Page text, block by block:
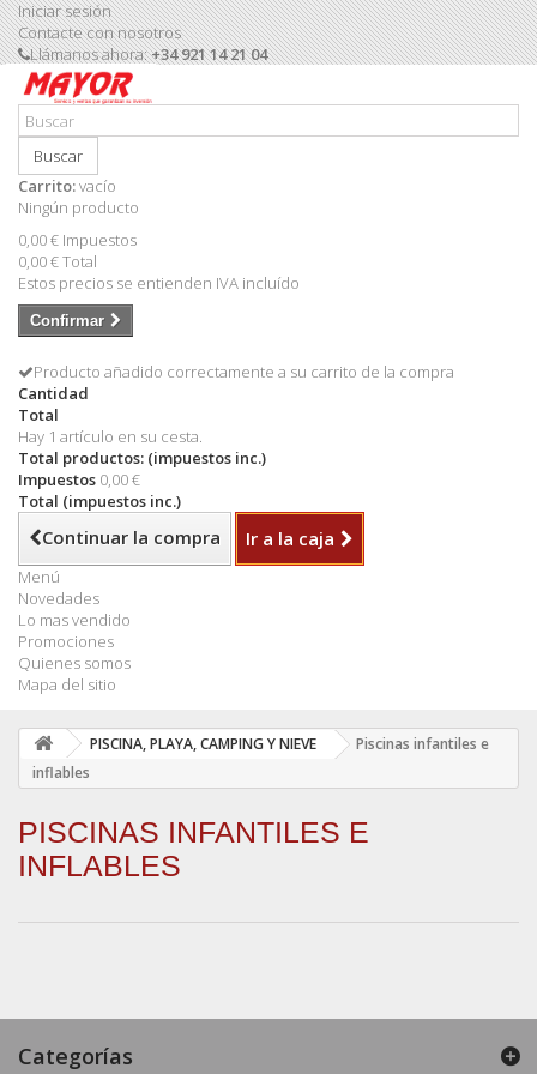
Iniciar sesión
Contacte con nosotros
Llámanos ahora:+34 921 14 21 04
Buscar
Carrito:vacío
Ningún producto
0,00 € Impuestos
0,00 €Total
Estos precios se entienden IVA incluído
Confirmar
Producto añadido correctamente a su carrito de la compra
Cantidad
Total
Hay 1 artículo en su cesta.
Total productos: (impuestos inc.)
Impuestos 0,00 €
Total (impuestos inc.)
Continuar la compra Ir a la caja
Menú
Novedades
Lo mas vendido
Promociones
Quienes somos
Mapa del sitio
PISCINA, PLAYA, CAMPING Y NIEVE
Piscinas infantiles e
inflables
PISCINAS INFANTILES E
INFLABLES
Categorías